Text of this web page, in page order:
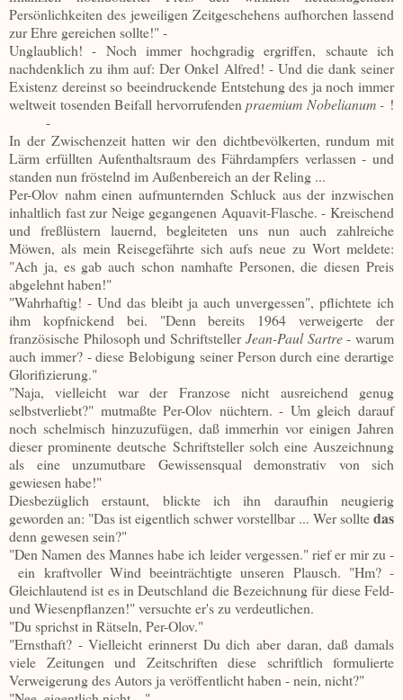
Persönlichkeiten des jeweiligen Zeitgeschehens aufhorchen lassend
zur Ehre gereichen sollte!" -
Unglaublich! - Noch immer hochgradig ergriffen, schaute ich
nachdenklich zu ihm auf: Der Onkel Alfred! - Und die dank seiner
Existenz dereinst so beeindruckende Entstehung des ja noch immer
weltweit tosenden Beifall hervorrufenden praemium Nobelianum - !
-
In der Zwischenzeit hatten wir den dichtbevölkerten, rundum mit
Lärm erfüllten Aufenthaltsraum des Fährdampfers verlassen - und
standen nun fröstelnd im Außenbereich an der Reling ...
Per-Olov nahm einen aufmunternden Schluck aus der inzwischen
inhaltlich fast zur Neige gegangenen Aquavit-Flasche. - Kreischend
und freßlüstern lauernd, begleiteten uns nun auch zahlreiche
Möwen, als mein Reisegefährte sich aufs neue zu Wort meldete:
"Ach ja, es gab auch schon namhafte Personen, die diesen Preis
abgelehnt haben!"
"Wahrhaftig! - Und das bleibt ja auch unvergessen", pflichtete ich
ihm kopfnickend bei. "Denn bereits 1964 verweigerte der
französische Philosoph und SchriftstellerJean-Paul Sartre- warum
auch immer? - diese Belobigung seiner Person durch eine derartige
Glorifizierung."
"Naja, vielleicht war der Franzose nicht ausreichend genug
selbstverliebt?" mutmaßte Per-Olov nüchtern. - Um gleich darauf
noch schelmisch hinzuzufügen, daß immerhin vor einigen Jahren
dieser prominente deutsche Schriftsteller solch eine Auszeichnung
als eine unzumutbare Gewissensqual demonstrativ von sich
gewiesen habe!"
Diesbezüglich erstaunt, blickte ich ihn daraufhin neugierig
geworden an: "Das ist eigentlich schwer vorstellbar ... Wer solltedas
denn gewesen sein?"
"Den Namen des Mannes habe ich leider vergessen." rief er mir zu -
ein kraftvoller Wind beeinträchtigte unseren Plausch. "Hm? -
Gleichlautend ist es in Deutschland die Bezeichnung für diese Feld-
und Wiesenpflanzen!" versuchte er's zu verdeutlichen.
"Du sprichst in Rätseln, Per-Olov."
"Ernsthaft? - Vielleicht erinnerst Du dich aber daran, daß damals
viele Zeitungen und Zeitschriften diese schriftlich formulierte
Verweigerung des Autors ja veröffentlicht haben - nein, nicht?"